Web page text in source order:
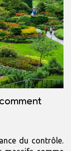
du contrôle.